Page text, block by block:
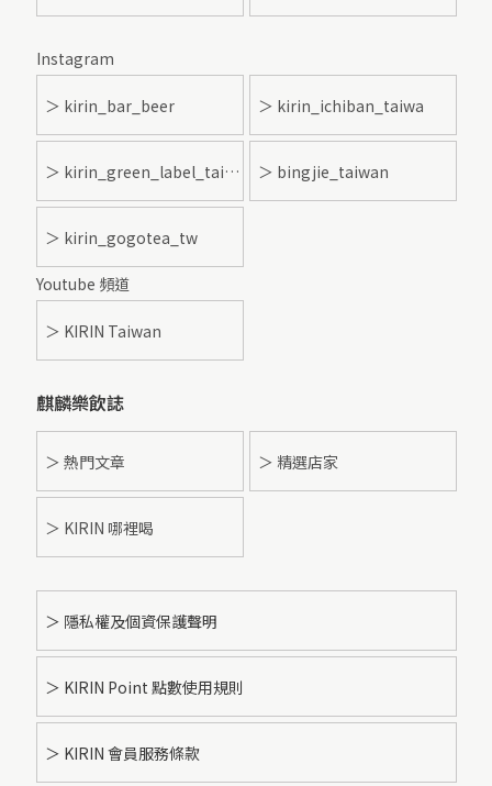
Instagram
＞ kirin_bar_beer ＞ kirin_ichiban_taiwa
＞ kirin_green_label_taiwan ＞ bingjie_taiwan
＞ kirin_gogotea_tw
Youtube 頻道
＞ KIRIN Taiwan
麒麟樂飲誌
＞ 熱門文章 ＞ 精選店家
＞ KIRIN 哪裡喝
＞ 隱私權及個資保護聲明
＞ KIRIN Point 點數使用規則
＞ KIRIN 會員服務條款